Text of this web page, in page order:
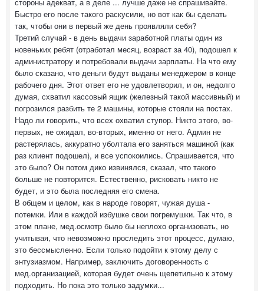
Быстро его после такого раскусили, но вот как бы сделать
так, чтобы они в первый же день проявляли себя?
Третий случай - в день выдачи заработной платы один из
новеньких ребят (отработал месяц, возраст за 40), подошел к
администратору и потребовали выдачи зарплаты. На что ему
было сказано, что деньги будут выданы менеджером в конце
рабочего дня. Этот ответ его не удовлетворил, и он, недолго
думая, схватил кассовый ящик (железный такой массивный) и
погрозился разбить те 2 машины, которые стояли на постах.
Надо ли говорить, что всех охватил ступор. Никто этого, во-
первых, не ожидал, во-вторых, именно от него. Админ не
растерялась, аккуратно уболтала его заняться машиной (как
раз клиент подошел), и все успокоились. Спрашивается, что
это было? Он потом дико извинялся, сказал, что такого
больше не повторится. Естественно, рисковать никто не
будет, и это была последняя его смена.
В общем и целом, как в народе говорят, чужая душа -
потемки. Или в каждой избушке свои погремушки. Так что, в
этом плане, мед.осмотр было бы неплохо организовать, но
учитывая, что невозможно проследить этот процесс, думаю,
это бессмысленно. Если только подойти к этому делу с
энтузиазмом. Например, заключить договоренность с
мед.организацией, которая будет очень щепетильно к этому
подходить. Но пока это только задумки...